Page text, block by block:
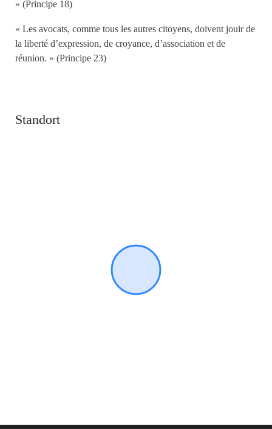
» (Principe 18)
« Les avocats, comme tous les autres citoyens, doivent jouir de
la liberté d’expression, de croyance, d’association et de
réunion. » (Principe 23)
Standort